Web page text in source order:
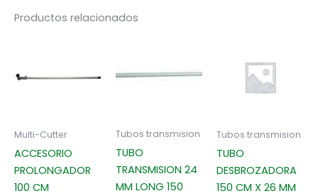
-
Productos relacionados
Multi-Cutter
ACCESORIO
PROLONGADOR
100 CM
Tubos transmision
TUBO
TRANSMISION 24
MM LONG 150
Tubos transmision
TUBO
DESBROZADORA
150 CM X 26 MM